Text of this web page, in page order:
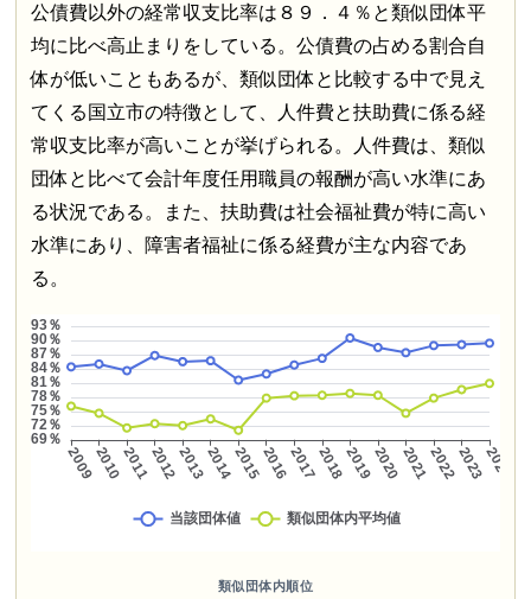
公債費以外の経常収支比率は８９．４％と類似団体平
均に比べ高止まりをしている。公債費の占める割合自
体が低いこともあるが、類似団体と比較する中で見え
てくる国立市の特徴として、人件費と扶助費に係る経
常収支比率が高いことが挙げられる。人件費は、類似
団体と比べて会計年度任用職員の報酬が高い水準にあ
る状況である。また、扶助費は社会福祉費が特に高い
水準にあり、障害者福祉に係る経費が主な内容であ
る。
類似団体内順位